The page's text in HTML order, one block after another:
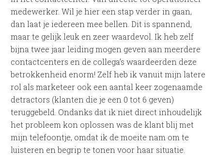
medewerker. Wil je hier een stap verder in gaan,
dan laat je iedereen mee bellen. Dit is spannend,
maar te gelijk leuk en zeer waardevol. Ik heb zelf
bijna twee jaar leiding mogen geven aan meerdere
contactcenters en de collega’s waardeerden deze
betrokkenheid enorm! Zelf heb ik vanuit mijn latere
rol als marketeer ook een aantal keer zogenaamde
detractors (klanten die je een 0 tot 6 geven)
teruggebeld. Ondanks dat ik niet direct inhoudelijk
het probleem kon oplossen was de klant blij met
mijn telefoontje, omdat ik de moeite nam om te
luisteren en begrip te tonen voor haar situatie.